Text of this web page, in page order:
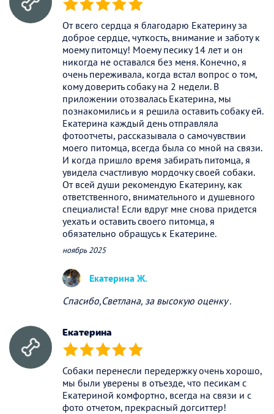
(*) (*) (*) (*) (*)
От всего сердца я благодарю Екатерину за
доброе сердце, чуткость, внимание и заботу к
моему питомцу! Моему песику 14 лет и он
никогда не оставался без меня. Конечно, я
очень переживала, когда встал вопрос о том,
кому доверить собаку на 2 недели. В
приложении отозвалась Екатерина, мы
познакомились и я решила оставить собаку ей.
Екатерина каждый день отправляла
фотоотчеты, рассказывала о самочувствии
моего питомца, всегда была со мной на связи.
И когда пришло время забирать питомца, я
увидела счастливую мордочку своей собаки.
От всей души рекомендую Екатерину, как
ответственного, внимательного и душевного
специалиста! Если вдруг мне снова придется
уехать и оставить своего питомца, я
обязательно обращусь к Екатерине.
ноябрь 2025
Екатерина Ж.
Спасибо,Светлана, за высокую оценку .
Екатерина
(*) (*) (*) (*) (*)
Собаки перенесли передержку очень хорошо,
мы были уверены в отъезде, что песикам с
Екатериной комфортно, всегда на связи и с
фото отчетом, прекрасный догситтер!